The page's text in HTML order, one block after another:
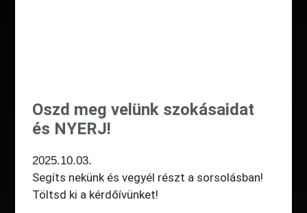
Oszd meg velünk szokásaidat
és NYERJ!
2025.10.03.
Segíts nekünk és vegyél részt a sorsolásban!
Töltsd ki a kérdőívünket!